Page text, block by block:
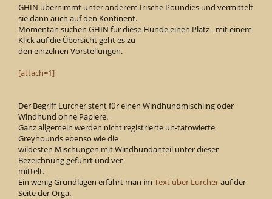
GHIN übernimmt unter anderem Irische Poundies und vermittelt
sie dann auch auf den Kontinent.
Momentan suchen GHIN für diese Hunde einen Platz - mit einem
Klick auf die Übersicht geht es zu
den einzelnen Vorstellungen.
[attach=1]
Der Begriff Lurcher steht für einen Windhundmischling oder
Windhund ohne Papiere.
Ganz allgemein werden nicht registrierte un-tätowierte
Greyhounds ebenso wie die
wildesten Mischungen mit Windhundanteil unter dieser
Bezeichnung geführt und ver-
mittelt.
Ein wenig Grundlagen erfährt man im Text über Lurcherauf der
Seite der Orga.